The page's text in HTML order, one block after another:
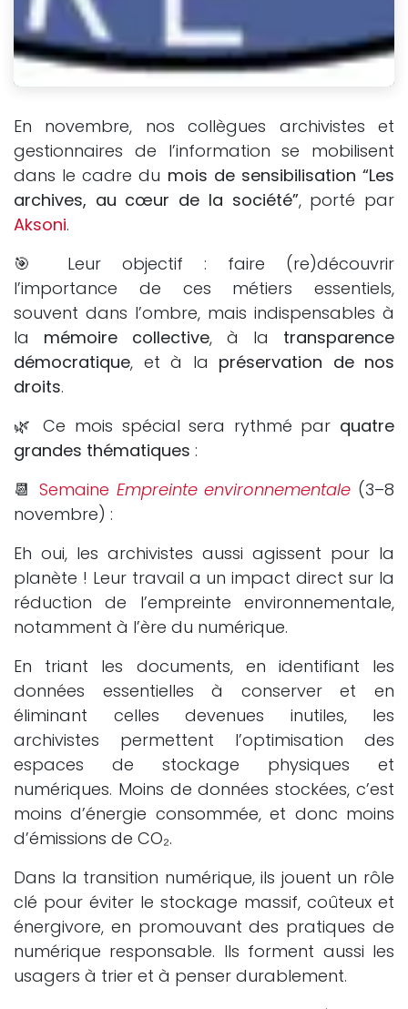
En novembre, nos collègues archivistes et
gestionnaires de l’information se mobilisent
dans le cadre du mois de sensibilisation “Les
archives, au cœur de la société”, porté par
Aksoni.
🎯 Leur objectif : faire (re)découvrir
l’importance de ces métiers essentiels,
souvent dans l’ombre, mais indispensables à
la mémoire collective, à la transparence
démocratique, et à la préservation de nos
droits.
🌿 Ce mois spécial sera rythmé par quatre
grandes thématiques :
📆Semaine Empreinte environnementale (3–8
novembre) :
Eh oui, les archivistes aussi agissent pour la
planète ! Leur travail a un impact direct sur la
réduction de l’empreinte environnementale,
notamment à l’ère du numérique.
En triant les documents, en identifiant les
données essentielles à conserver et en
éliminant celles devenues inutiles, les
archivistes permettent l’optimisation des
espaces de stockage physiques et
numériques. Moins de données stockées, c’est
moins d’énergie consommée, et donc moins
d’émissions de CO₂.
Dans la transition numérique, ils jouent un rôle
clé pour éviter le stockage massif, coûteux et
énergivore, en promouvant des pratiques de
numérique responsable. Ils forment aussi les
usagers à trier et à penser durablement.